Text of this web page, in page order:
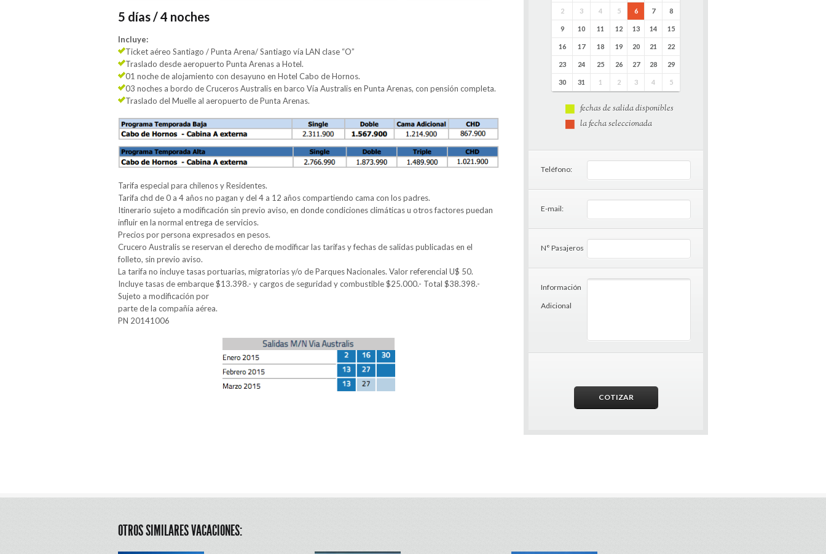
5 días / 4 noches
Incluye:
Ticket aéreo Santiago / Punta Arena/ Santiago vía LAN clase “O”
Traslado desde aeropuerto Punta Arenas a Hotel.
01 noche de alojamiento con desayuno en Hotel Cabo de Hornos.
03 noches a bordo de Cruceros Australis en barco Vía Australis en Punta Arenas, con pensión completa.
Traslado del Muelle al aeropuerto de Punta Arenas.
Tarifa especial para chilenos y Residentes.
Tarifa chd de 0 a 4 años no pagan y del 4 a 12 años compartiendo cama con los padres.
Itinerario sujeto a modificación sin previo aviso, en donde condiciones climáticas u otros factores puedan
influir en la normal entrega de servicios.
Precios por persona expresados en pesos.
Crucero Australis se reservan el derecho de modificar las tarifas y fechas de salidas publicadas en el
folleto, sin previo aviso.
La tarifa no incluye tasas portuarias, migratorias y/o de Parques Nacionales. Valor referencial U$ 50.
Incluye tasas de embarque $13.398.- y cargos de seguridad y combustible $25.000.- Total $38.398.-
Sujeto a modificación por
parte de la compañía aérea.
PN 20141006
2 3 4 5 6 7 8
9 10 11 12 13 14 15
16 17 18 19 20 21 22
23 24 25 26 27 28 29
30 31 1 2 3 4 5
fechas de salida disponibles
la fecha seleccionada
Teléfono:
E-mail:
N° Pasajeros
Información
Adicional
OTROS SIMILARES VACACIONES: